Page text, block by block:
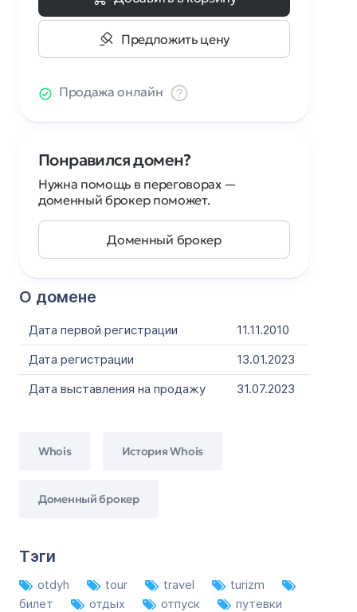
О домене
Дата первой регистрации
11.11.2010
Дата регистрации
13.01.2023
Дата выставления на продажу
31.07.2023
Whois История Whois
Доменный брокер
Тэги
otdyh tour travel
turizm
билет
отдых отпуск
путевки
Предложить цену
Продажа онлайн
Понравился домен?
Нужна помощь в переговорах —
доменный брокер поможет.
Доменный брокер